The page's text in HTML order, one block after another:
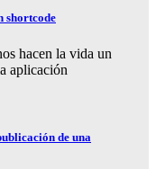
shortcode
hacen la vida un
aplicación
de una